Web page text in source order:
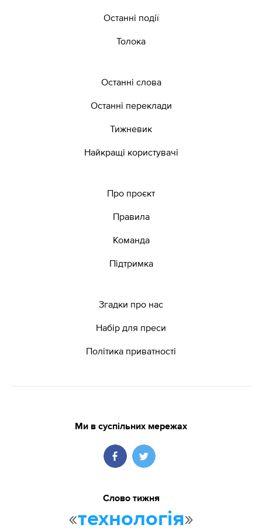
Останні події
Толока
Останні слова
Останні переклади
Тижневик
Найкращі користувачі
Про проєкт
Правила
Команда
Підтримка
Згадки про нас
Набір для преси
Політика приватності
Ми в суспільних мережах
Слово тижня
«технологія»